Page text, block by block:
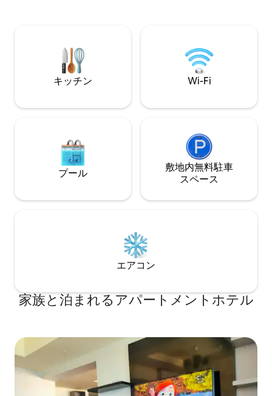
海、忘れられない海辺の優雅な雰囲気を
楽しめる、理想的な滞在先です。
が良好です。
キッチン Wi-Fi
プール
敷地内無料駐⁠車
ス⁠ペ⁠ー⁠ス
エアコン
家族と泊まれるアパートメントホテル